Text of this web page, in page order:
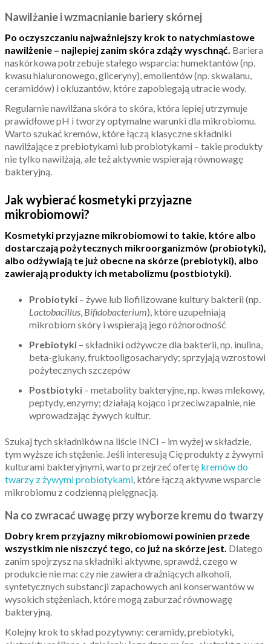
Nawilżanie i wzmacnianie bariery skórnej
Po oczyszczaniu najważniejszy krok to natychmiastowe
nawilżenie – najlepiej zanim skóra zdąży wyschnąć. Bariera
naskórkowa potrzebuje stałego wsparcia: humektantów (np.
kwasu hialuronowego, gliceryny), emolientów (np. skwalanu,
ceramidów) i okluzantów, które zapobiegają utracie wody.
Regularnie nawilżana skóra to skóra, która lepiej utrzymuje
prawidłowe pH i tworzy optymalne warunki dla mikrobiomu.
Warto szukać kremów, które łączą klasyczne składniki
nawilżające z prebiotykami lub probiotykami – takie produkty
nie tylko nawilżają, ale też aktywnie wspierają równowagę
bakteryjną.
Jak wybierać kosmetyki przyjazne
mikrobiomowi?
Kosmetyki przyjazne mikrobiomowi to takie, które albo
dostarczają pożytecznych mikroorganizmów (probiotyki),
albo odżywiają te już obecne na skórze (prebiotyki), albo
zawierają produkty ich metabolizmu (postbiotyki).
Probiotyki – żywe lub liofilizowane kultury bakterii (np.
Lactobacillus, Bifidobacterium), które uzupełniają
mikrobiom skóry i wspierają jego różnorodność
Prebiotyki – składniki odżywcze dla bakterii, np. inulina,
beta-glukany, fruktooligosacharydy; sprzyjają wzrostowi
pożytecznych szczepów
Postbiotyki – metabolity bakteryjne, np. kwas mlekowy,
peptydy, enzymy; działają kojąco i przeciwzapalnie, nie
wprowadzając żywych kultur.
Szukaj tych składników na liście INCI – im wyżej w składzie,
tym wyższe ich stężenie. Jeśli interesują Cię produkty z żywymi
kulturami bakteryjnymi, warto przejrzeć ofertę kremów do
twarzy z żywymi probiotykami, które łączą aktywne wsparcie
mikrobiomu z codzienną pielęgnacją.
Na co zwracać uwagę przy wyborze kremu do twarzy
Dobry krem przyjazny mikrobiomowi powinien przede
wszystkim nie niszczyć tego, co już na skórze jest. Dlatego
zanim spojrzysz na składniki aktywne, sprawdź, czego w
produkcie nie ma: czy nie zawiera drażniących alkoholi,
syntetycznych substancji zapachowych ani konserwantów w
wysokich stężeniach, które mogą zaburzać równowagę
bakteryjną.
Kolejny krok to skład pozytywny: ceramidy, prebiotyki,